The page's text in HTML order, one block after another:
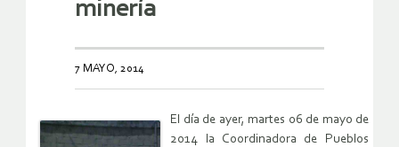
minería
7 MAYO, 2014
El día de ayer, martes 06 de mayo de
2014 la Coordinadora de Pueblos